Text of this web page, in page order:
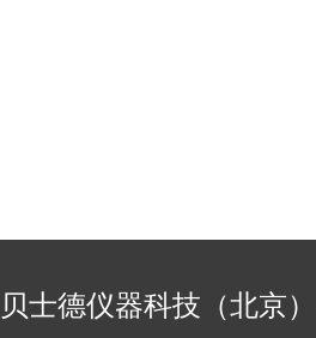
贝士德仪器科技（北京